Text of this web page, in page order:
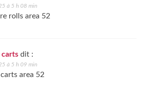
à 5 h 08 min
rolls area 52
carts dit :
à 5 h 09 min
area 52